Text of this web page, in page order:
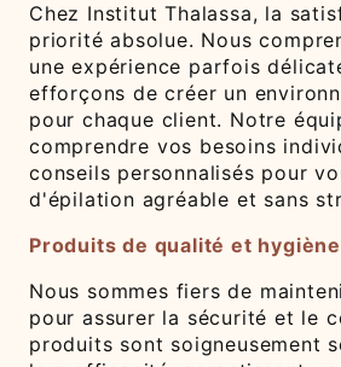
Chez Institut Thalassa, la
priorité absolue. Nous
une expérience parfois
efforçons de créer un
pour chaque client. Notre
comprendre vos besoins
conseils personnalisés pour
d'épilation agréable et sans
Produits de qualité et
Nous sommes fiers de
pour assurer la sécurité et le
produits sont soigneusement